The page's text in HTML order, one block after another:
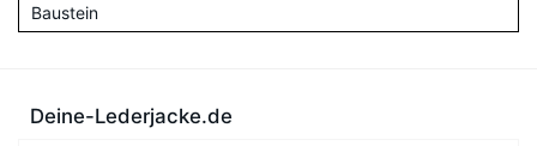
Baustein
Deine-Lederjacke.de